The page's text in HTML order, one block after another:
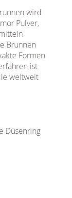
wird
Pulver,
Brunnen
Formen
ist
weltweit
Düsenring